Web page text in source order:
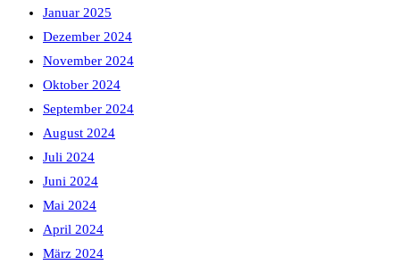
Januar 2025
Dezember 2024
November 2024
Oktober 2024
September 2024
August 2024
Juli 2024
Juni 2024
Mai 2024
April 2024
März 2024